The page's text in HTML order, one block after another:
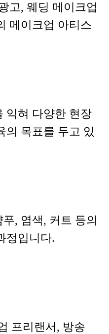
고, 웨딩 메이크업
메이크업 아티스
익혀 다양한 현장
의 목표를 두고 있
, 염색, 커트 등의
정입니다.
프리랜서, 방송